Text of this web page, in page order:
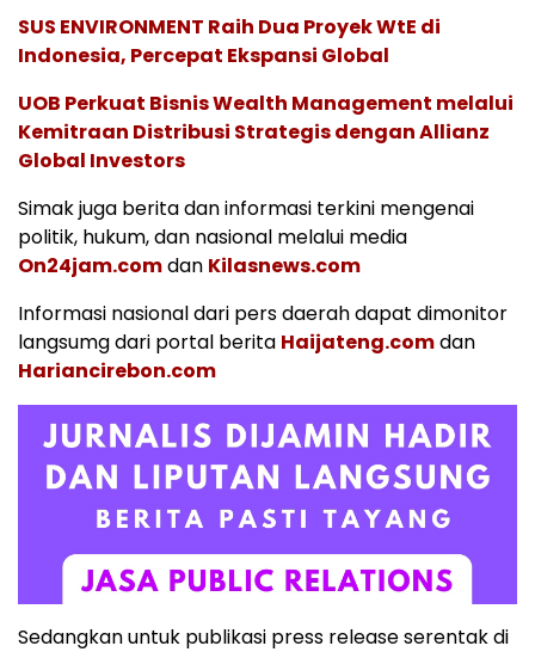
SUS ENVIRONMENT Raih Dua Proyek WtE di
Indonesia, Percepat Ekspansi Global
UOB Perkuat Bisnis Wealth Management melalui
Kemitraan Distribusi Strategis dengan Allianz
Global Investors
Simak juga berita dan informasi terkini mengenai
politik, hukum, dan nasional melalui media
On24jam.comdan Kilasnews.com
Informasi nasional dari pers daerah dapat dimonitor
langsumg dari portal berita Haijateng.comdan
Hariancirebon.com
Sedangkan untuk publikasi press release serentak di